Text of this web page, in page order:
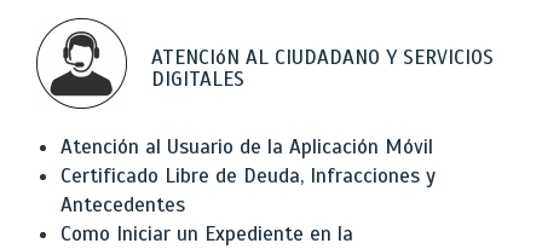
ATENCIóN AL CIUDADANO Y SERVICIOS
DIGITALES
Atención al Usuario de la Aplicación Móvil
Certificado Libre de Deuda, Infracciones y
Antecedentes
Como Iniciar un Expediente en la